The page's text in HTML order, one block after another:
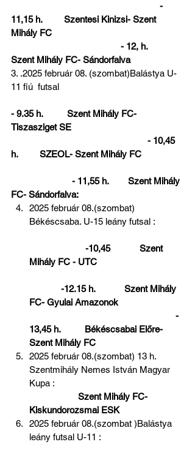
                                                             -
11,15 h.         Szentesi Kinizsi- Szent
Mihály FC
                                             - 12, h.
Szent Mihály FC- Sándorfalva
3. .2025 február 08. (szombat)Balástya U-
11 fiú  futsal
- 9.35 h.          Szent Mihály FC-
Tiszasziget SE
                                                        - 10,45
h.         SZEOL- Szent Mihály FC
                         - 11,55 h.        Szent Mihály
FC- Sándorfalva:
2025 február 08.(szombat)
Békéscsaba. U-15 leány futsal :
      -10,45            Szent
Mihály FC - UTC
             -12.15 h.            Szent Mihály
FC- Gyulai Amazonok
                                                            -
13,45 h.          Békéscsabai Előre-
Szent Mihály FC
2025 február 08.(szombat) 13 h.
Szentmihály Nemes István Magyar
Kupa :
Szent Mihály FC-
Kiskundorozsmai ESK
2025 február 08.(szombat )Balástya
leány futsal U-11 :